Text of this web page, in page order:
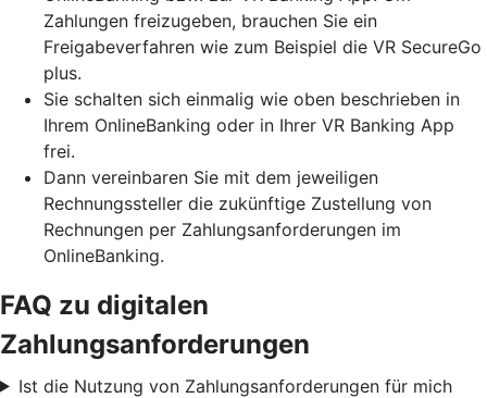
Zahlungen freizugeben, brauchen Sie ein
Freigabeverfahren wie zum Beispiel die VR SecureGo
plus.
Sie schalten sich einmalig wie oben beschrieben in
Ihrem OnlineBanking oder in Ihrer VR Banking App
frei.
Dann vereinbaren Sie mit dem jeweiligen
Rechnungssteller die zukünftige Zustellung von
Rechnungen per Zahlungsanforderungen im
OnlineBanking.
FAQ zu digitalen
Zahlungsanforderungen
Ist die Nutzung von Zahlungsanforderungen für mich